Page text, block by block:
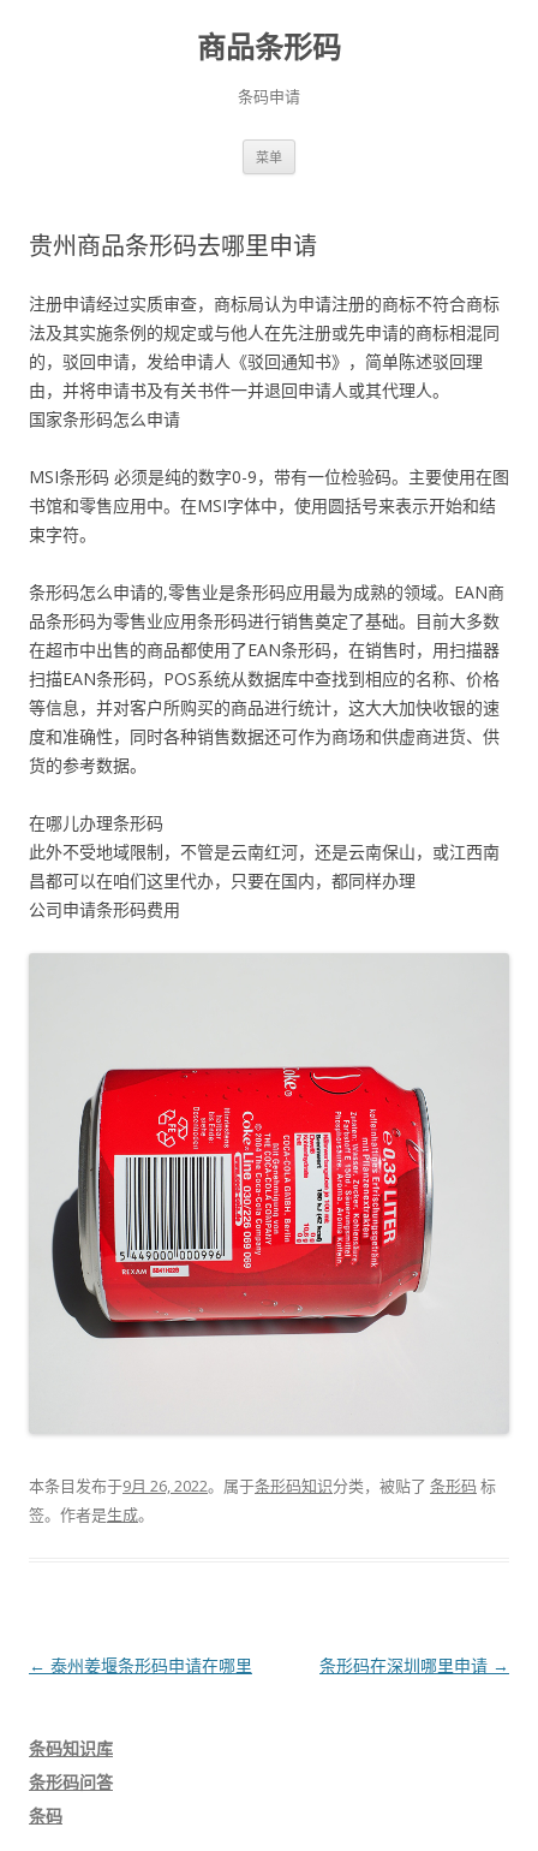
商品条形码
条码申请
菜单
贵州商品条形码去哪里申请
注册申请经过实质审查，商标局认为申请注册的商标不符合商标
法及其实施条例的规定或与他人在先注册或先申请的商标相混同
的，驳回申请，发给申请人《驳回通知书》，简单陈述驳回理
由，并将申请书及有关书件一并退回申请人或其代理人。
国家条形码怎么申请
MSI条形码 必须是纯的数字0-9，带有一位检验码。主要使用在图
书馆和零售应用中。在MSI字体中，使用圆括号来表示开始和结
束字符。
条形码怎么申请的,零售业是条形码应用最为成熟的领域。EAN商
品条形码为零售业应用条形码进行销售奠定了基础。目前大多数
在超市中出售的商品都使用了EAN条形码，在销售时，用扫描器
扫描EAN条形码，POS系统从数据库中查找到相应的名称、价格
等信息，并对客户所购买的商品进行统计，这大大加快收银的速
度和准确性，同时各种销售数据还可作为商场和供虚商进货、供
货的参考数据。
在哪儿办理条形码
此外不受地域限制，不管是云南红河，还是云南保山，或江西南
昌都可以在咱们这里代办，只要在国内，都同样办理
公司申请条形码费用
本条目发布于9月 26, 2022。属于条形码知识分类，被贴了 条形码 标
签。 作者是生成。
文
← 泰州姜堰条形码申请在哪里 条形码在深圳哪里申请 →
条码知识库
条形码问答
条码